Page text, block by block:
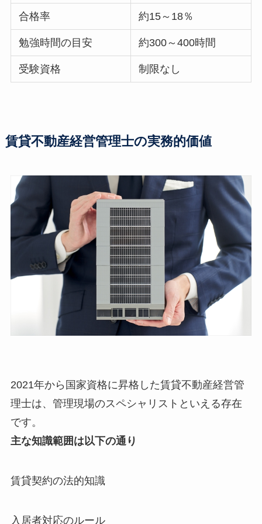
合格率 約15～18％
勉強時間の目安 約300～400時間
受験資格 制限なし
賃貸不動産経営管理士の実務的価値
2021年から国家資格に昇格した賃貸不動産経営管
理士は、管理現場のスペシャリストといえる存在
です。
主な知識範囲は以下の通り
賃貸契約の法的知識
入居者対応のルール